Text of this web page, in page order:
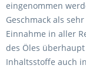
eingenommen
Geschmack als
Einnahme in aller
des Öles
Inhaltsstoffe auch